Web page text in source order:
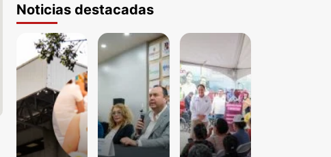
Noticias destacadas